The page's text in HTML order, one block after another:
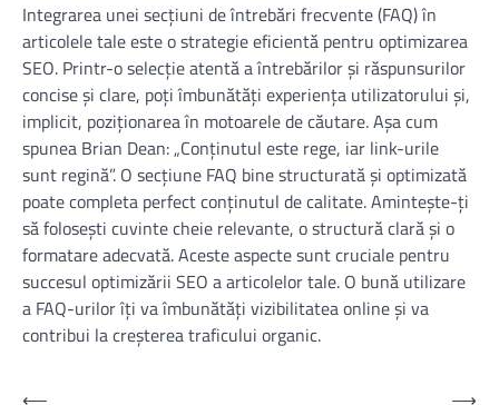
Integrarea unei secțiuni de întrebări frecvente (FAQ) în
articolele tale este o strategie eficientă pentru optimizarea
SEO. Printr-o selecție atentă a întrebărilor și răspunsurilor
concise și clare, poți îmbunătăți experiența utilizatorului și,
implicit, poziționarea în motoarele de căutare. Așa cum
spunea Brian Dean: „Conținutul este rege, iar link-urile
sunt regină”. O secțiune FAQ bine structurată și optimizată
poate completa perfect conținutul de calitate. Amintește-ți
să folosești cuvinte cheie relevante, o structură clară și o
formatare adecvată. Aceste aspecte sunt cruciale pentru
succesul optimizării SEO a articolelor tale. O bună utilizare
a FAQ-urilor îți va îmbunătăți vizibilitatea online și va
contribui la creșterea traficului organic.